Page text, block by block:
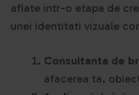
aflate intr-o etapa de
unei identitati vizuale
Consultanta de
afacerea ta,